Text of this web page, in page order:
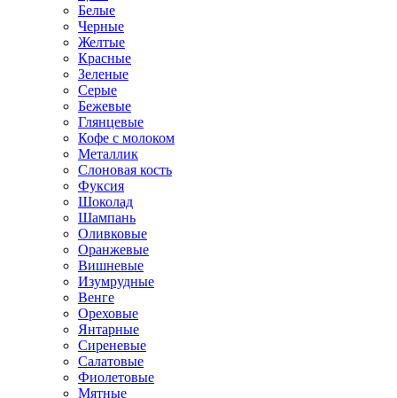
Белые
Черные
Желтые
Красные
Зеленые
Серые
Бежевые
Глянцевые
Кофе с молоком
Металлик
Слоновая кость
Фуксия
Шоколад
Шампань
Оливковые
Оранжевые
Вишневые
Изумрудные
Венге
Ореховые
Янтарные
Сиреневые
Салатовые
Фиолетовые
Мятные